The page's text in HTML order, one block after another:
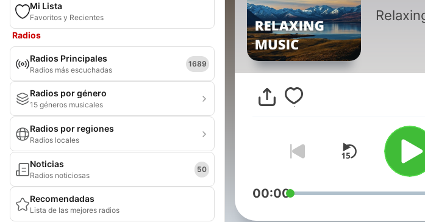
Mi Lista
Favoritos y Recientes
Radios
Radios Principales
Radios más escuchadas
1689
Radios por género
15 géneros musicales
Radios por regiones
Radios locales
Noticias
Radios noticiosas
50
Recomendadas
Lista de las mejores radios
00:00